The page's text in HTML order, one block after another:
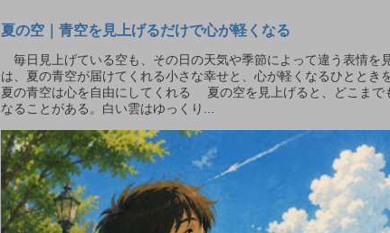
夏の空｜青空を見上げるだけで心が軽くなる
毎日見上げている空も、その日の天気や季節によって違う表情を
は、夏の青空が届けてくれる小さな幸せと、心が軽くなるひととき
夏の青空は心を自由にしてくれる 夏の空を見上げると、どこまで
なることがある。白い雲はゆっくり...